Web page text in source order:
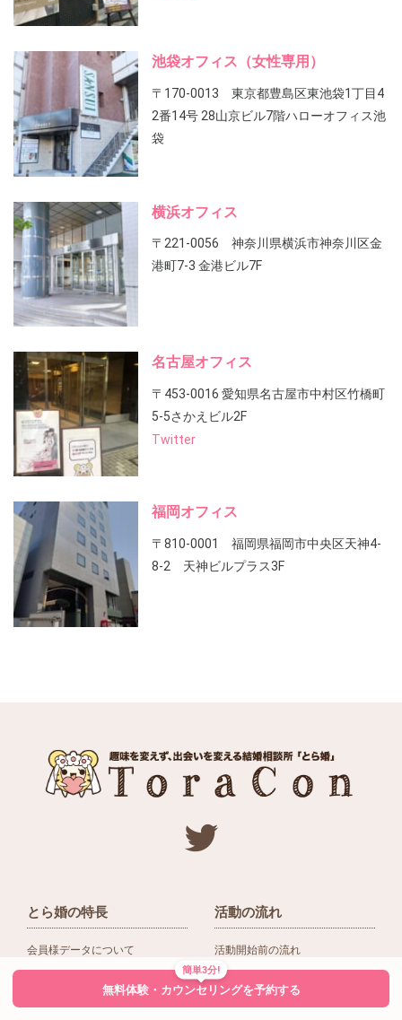
池袋オフィス（女性専用）
〒170-0013 東京都豊島区東池袋1丁目4
2番14号 28山京ビル7階ハローオフィス池
袋
横浜オフィス
〒221-0056 神奈川県横浜市神奈川区金
港町7-3 金港ビル7F
名古屋オフィス
〒453-0016 愛知県名古屋市中村区竹橋町
5-5さかえビル2F
Twitter
福岡オフィス
〒810-0001 福岡県福岡市中央区天神4-
8-2 天神ビルプラス3F
とら婚の特長
会員様データについて
活動の流れ
活動開始前の流れ
入会後の活動の流れ
簡単3分!
無料体験・カウンセリングを予約する